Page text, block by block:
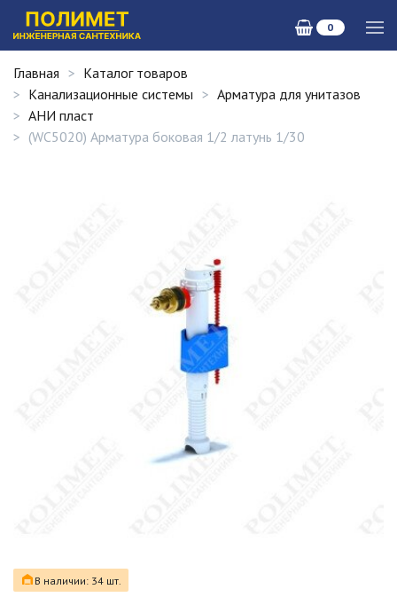
0
Главная
Каталог товаров
Канализационные системы
Арматура для унитазов
АНИ пласт
(WC5020) Арматура боковая 1/2 латунь 1/30
В наличии: 34 шт.